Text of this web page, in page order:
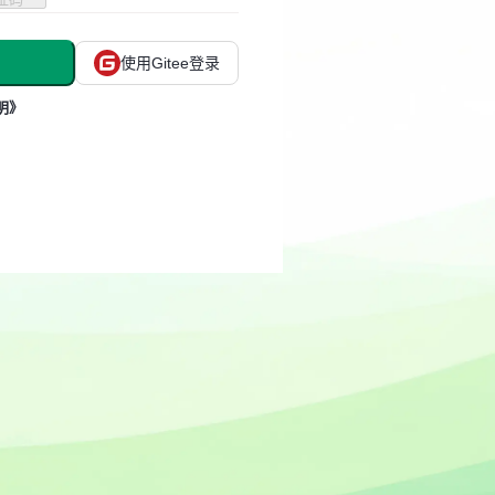
使用Gitee登录
》